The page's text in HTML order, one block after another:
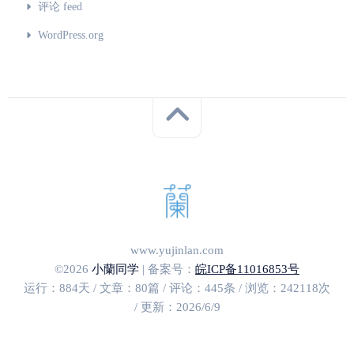
评论 feed
WordPress.org
www.yujinlan.com
©2026 小蘭同学 | 备案号： 皖ICP备11016853号
运行：884天 / 文章：80篇 / 评论：445条 / 浏览：242118次
/ 更新：2026/6/9